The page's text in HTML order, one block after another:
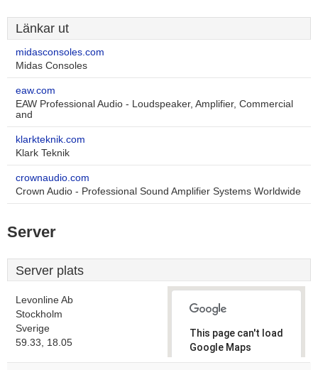
Länkar ut
midasconsoles.com
Midas Consoles
eaw.com
EAW Professional Audio - Loudspeaker, Amplifier, Commercial
and
klarkteknik.com
Klark Teknik
crownaudio.com
Crown Audio - Professional Sound Amplifier Systems Worldwide
Server
Server plats
Levonline Ab
Stockholm
Sverige
59.33, 18.05
This page can't load
Google Maps
correctly.